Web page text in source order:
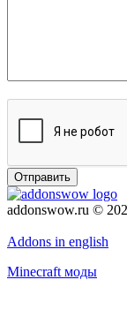
Отправить
addonswow.ru ©
Addons in english
Minecraft моды